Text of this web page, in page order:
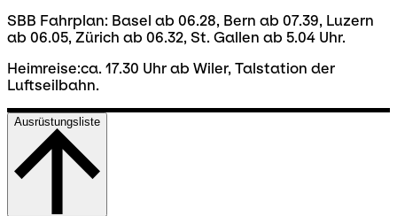
SBB Fahrplan: Basel ab 06.28, Bern ab 07.39, Luzern
ab 06.05, Zürich ab 06.32, St. Gallen ab 5.04 Uhr.
Heimreise:ca. 17.30 Uhr ab Wiler, Talstation der
Luftseilbahn.
Ausrüstungsliste